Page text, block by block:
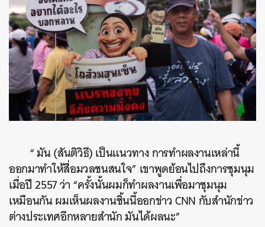
“ มัน (สันติวิธี) เป็นแนวทาง การทำผลงานเหล่านี้
ออกมาทำให้สื่อมวลชนสนใจ” เขาพูดย้อนไปถึงการชุมนุม
เมื่อปี 2557 ว่า “ครั้งนั้นผมก็ทำผลงานเพื่อมาชุมนุม
เหมือนกัน ผมเห็นผลงานชิ้นนี้ออกข่าว CNN กับสำนักข่าว
ต่างประเทศอีกหลายสำนัก มันได้ผลนะ”